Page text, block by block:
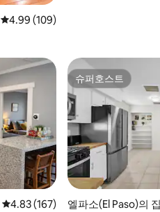
평점 4.99점(5점 만점), 후기 109개
4.99 (109)
평점 4.83점(5점 만점), 후기 167개
4.83 (167)
슈퍼호스트
슈퍼호스트
엘파소(El Paso)의 집